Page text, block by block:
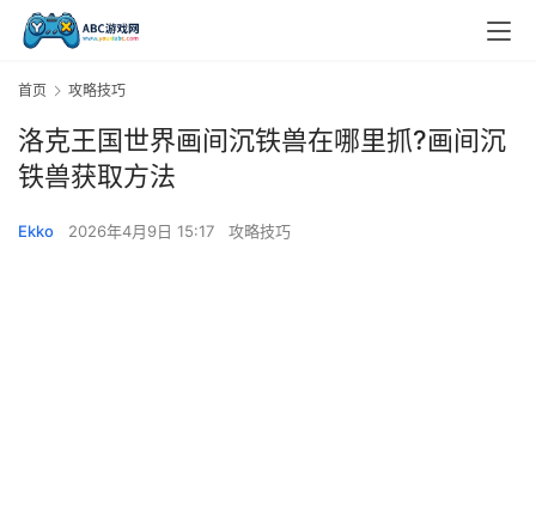
首页 攻略技巧
洛克王国世界画间沉铁兽在哪里抓?画间沉
铁兽获取方法
Ekko 2026年4月9日 15:17 攻略技巧